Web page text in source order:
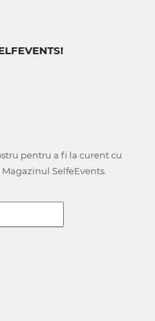
pentru a fi la curent cu
SelfeEvents.